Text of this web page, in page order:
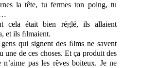
la tête, tu fermes ton poing, tu
cela était bien réglé, ils allaient
et ils ﬁlmaient.
qui signent des ﬁlms ne savent
une de ces choses. Et ça produit des
n’aime pas les rêves boiteux. Je ne